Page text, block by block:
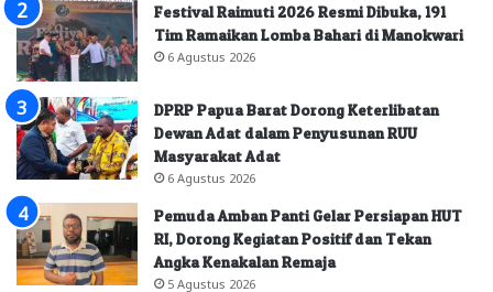
Festival Raimuti 2026 Resmi Dibuka, 191
Tim Ramaikan Lomba Bahari di Manokwari
6 Agustus 2026
DPRP Papua Barat Dorong Keterlibatan
Dewan Adat dalam Penyusunan RUU
Masyarakat Adat
6 Agustus 2026
Pemuda Amban Panti Gelar Persiapan HUT
RI, Dorong Kegiatan Positif dan Tekan
Angka Kenakalan Remaja
5 Agustus 2026